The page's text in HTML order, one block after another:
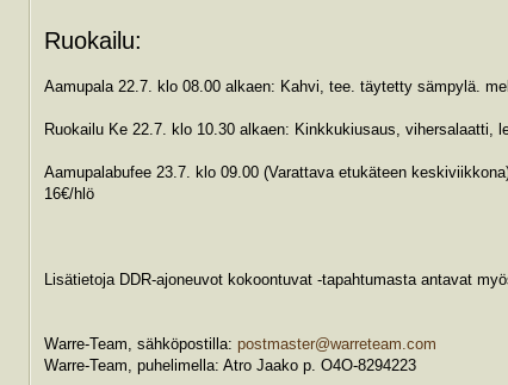
Ruokailu:
Aamupala 22.7. klo 08.00 alkaen: Kahvi, tee. täytetty sämpylä.
Ruokailu Ke 22.7. klo 10.30 alkaen: Kinkkukiusaus, vihersalaatti,
Aamupalabufee 23.7. klo 09.00 (Varattava etukäteen
16€/hlö
Lisätietoja DDR-ajoneuvot kokoontuvat -tapahtumasta antavat
Warre-Team, sähköpostilla:postmaster@warreteam.com
Warre-Team, puhelimella: Atro Jaako p. O4O-8294223